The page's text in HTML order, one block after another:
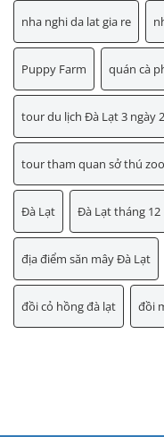
nha nghi da lat gia re
Puppy Farm quán cà
tour du lịch Đà Lạt 3 ngày
tour tham quan sở thú
Đà Lạt Đà Lạt tháng 12
địa điểm săn mây Đà Lạt
đồi cỏ hồng đà lạt đồi